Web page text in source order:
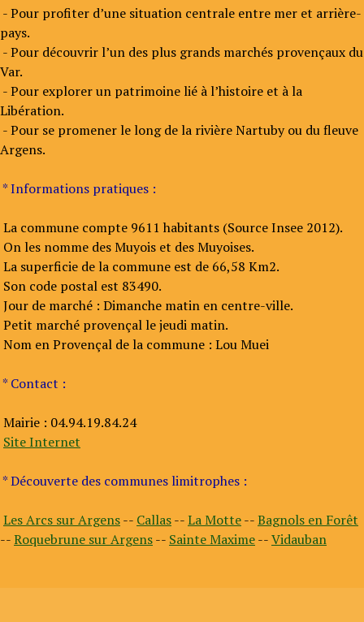
- Pour profiter d’une situation centrale entre mer et arrière-
pays.
- Pour découvrir l’un des plus grands marchés provençaux du
Var.
- Pour explorer un patrimoine lié à l’histoire et à la
Libération.
- Pour se promener le long de la rivière Nartuby ou du fleuve
Argens.
* Informations pratiques :
La commune compte 9611 habitants (Source Insee 2012).
On les nomme des Muyois et des Muyoises.
La superficie de la commune est de 66,58 Km2.
Son code postal est 83490.
Jour de marché : Dimanche matin en centre-ville.
Petit marché provençal le jeudi matin.
Nom en Provençal de la commune : Lou Muei
* Contact :
Mairie : 04.94.19.84.24
Site Internet
* Découverte des communes limitrophes :
Les Arcs sur Argens-- Callas--La Motte--Bagnols en Forêt
--Roquebrune sur Argens-- Sainte Maxime--Vidauban